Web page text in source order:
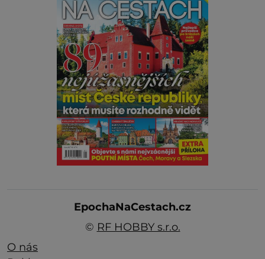
EpochaNaCestach.cz
© RF HOBBY s.r.o.
O nás